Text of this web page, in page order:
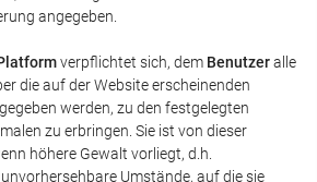
angegeben.
verpflichtet sich, dem Benutzeralle
die auf der Website erscheinenden
werden, zu den festgelegten
zu erbringen. Sie ist von dieser
höhere Gewalt vorliegt, d.h.
Umstände, auf die sie